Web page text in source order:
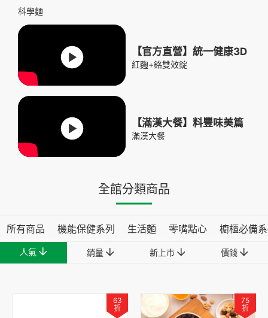
科學麵
【官方直營】統一健康3D
紅麴+鉻雙效錠
【滿漢大餐】料豐味美篇
滿漢大餐
全館分類商品
所有商品 機能保健系列 生活麵 零嘴點心 櫥櫃必備
人氣 銷量 新上市 價錢
63
折
75
折